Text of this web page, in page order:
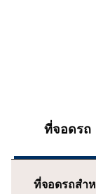
ที่จอดรถ
ที่จอดรถสำ